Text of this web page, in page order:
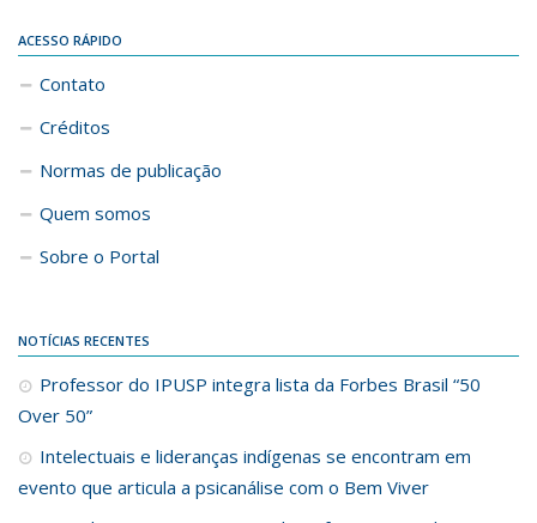
ACESSO RÁPIDO
Contato
Créditos
Normas de publicação
Quem somos
Sobre o Portal
NOTÍCIAS RECENTES
Professor do IPUSP integra lista da Forbes Brasil “50
Over 50”
Intelectuais e lideranças indígenas se encontram em
evento que articula a psicanálise com o Bem Viver